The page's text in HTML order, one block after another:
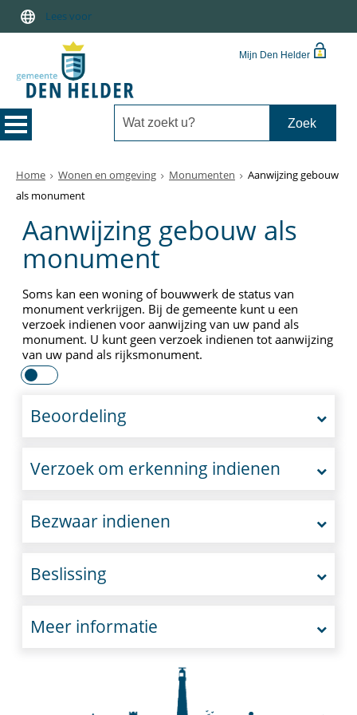
Lees voor
Mijn Den Helder
Home Wonen en omgeving Monumenten
Aanwijzing gebouw
als monument
Aanwijzing gebouw als
monument
Soms kan een woning of bouwwerk de status van
monument verkrijgen. Bij de gemeente kunt u een
verzoek indienen voor aanwijzing van uw pand als
monument. U kunt geen verzoek indienen tot aanwijzing
van uw pand als rijksmonument.
Beoordeling
Verzoek om erkenning indienen
Bezwaar indienen
Beslissing
Meer informatie